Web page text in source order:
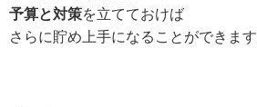
予算と対策を立てておけば
さらに貯め上手になることができます